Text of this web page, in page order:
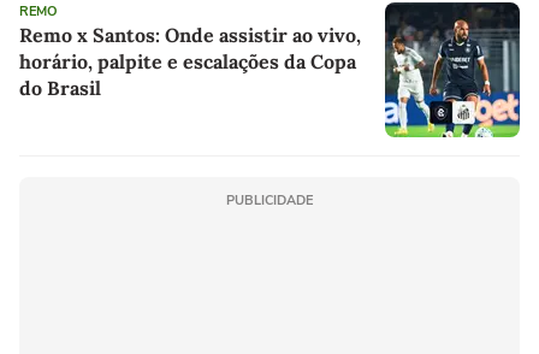
REMO
Remo x Santos: Onde assistir ao vivo,
horário, palpite e escalações da Copa
do Brasil
PUBLICIDADE